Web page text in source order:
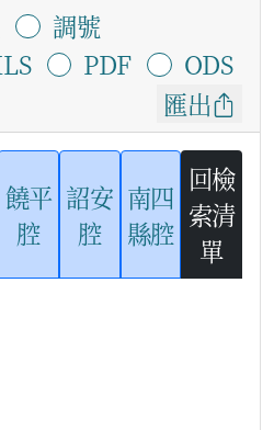
調號
PDF
ODS
匯出
饒平
腔
詔安
腔
南四
縣腔
回檢
索清
單